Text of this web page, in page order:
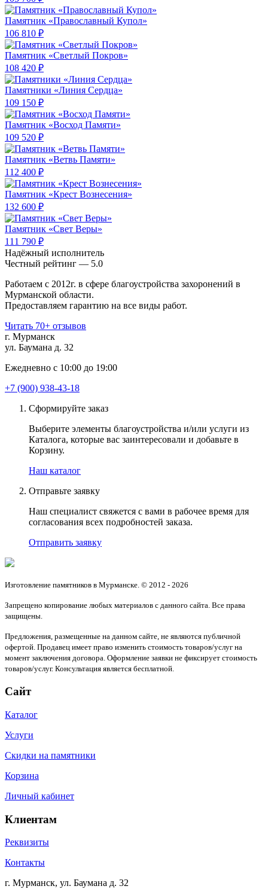
Памятник «Православный Купол»
106 810 ₽
Памятник «Светлый Покров»
108 420 ₽
Памятники «Линия Сердца»
109 150 ₽
Памятник «Восход Памяти»
109 520 ₽
Памятник «Ветвь Памяти»
112 400 ₽
Памятник «Крест Вознесения»
132 600 ₽
Памятник «Свет Веры»
111 790 ₽
Надёжный исполнитель
Чеcтный рейтинг — 5.0
Работаем с 2012г. в сфере благоустройства захоронений в
Мурманской области.
Предоставляем гарантию на все виды работ.
Читать 70+ отзывов
г. Мурманск
ул. Баумана д. 32
Ежедневно с 10:00 до 19:00
+7 (900) 938-43-18
Сформируйте заказ
Выберите элементы благоустройства и/или услуги из
Каталога, которые вас заинтересовали и добавьте в
Корзину.
Наш каталог
Отправьте заявку
Наш специалист свяжется с вами в рабочее время для
согласования всех подробностей заказа.
Отправить заявку
Изготовление памятников в Мурманске. © 2012 - 2026
Запрещено копирование любых материалов с данного сайта. Все права
защищены.
Предложения, размещенные на данном сайте, не являются публичной
офертой. Продавец имеет право изменить стоимость товаров/услуг на
момент заключения договора. Оформление заявки не фиксирует стоимость
товаров/услуг. Консультация является бесплатной.
Сайт
Каталог
Услуги
Скидки на памятники
Корзина
Личный кабинет
Клиентам
Реквизиты
Контакты
г. Мурманск, ул. Баумана д. 32